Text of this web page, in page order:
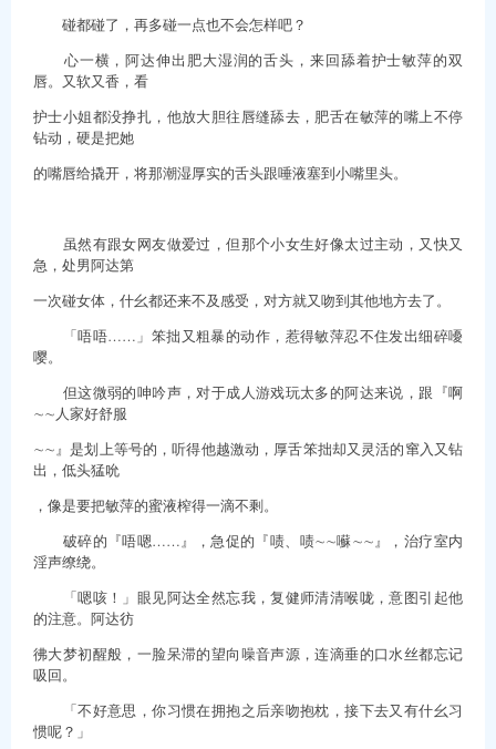
碰都碰了，再多碰一点也不会怎样吧？
心一横，阿达伸出肥大湿润的舌头，来回舔着护士敏萍的双
唇。又软又香，看
护士小姐都没挣扎，他放大胆往唇缝舔去，肥舌在敏萍的嘴上不停
钻动，硬是把她
的嘴唇给撬开，将那潮湿厚实的舌头跟唾液塞到小嘴里头。
虽然有跟女网友做爱过，但那个小女生好像太过主动，又快又
急，处男阿达第
一次碰女体，什幺都还来不及感受，对方就又吻到其他地方去了。
「唔唔……」笨拙又粗暴的动作，惹得敏萍忍不住发出细碎嚘
嘤。
但这微弱的呻吟声，对于成人游戏玩太多的阿达来说，跟『啊
∼∼人家好舒服
∼∼』是划上等号的，听得他越激动，厚舌笨拙却又灵活的窜入又钻
出，低头猛吮
，像是要把敏萍的蜜液榨得一滴不剩。
破碎的『唔嗯……』，急促的『啧、啧∼∼囌∼∼』，治疗室内
淫声缭绕。
「嗯咳！」眼见阿达全然忘我，复健师清清喉咙，意图引起他
的注意。阿达彷
彿大梦初醒般，一脸呆滞的望向噪音声源，连滴垂的口水丝都忘记
吸回。
「不好意思，你习惯在拥抱之后亲吻抱枕，接下去又有什幺习
惯呢？」